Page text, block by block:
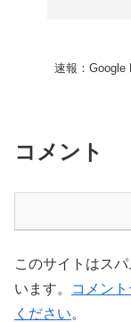
速報：Google
コメント
このサイトはス
います。
コメン
ください。